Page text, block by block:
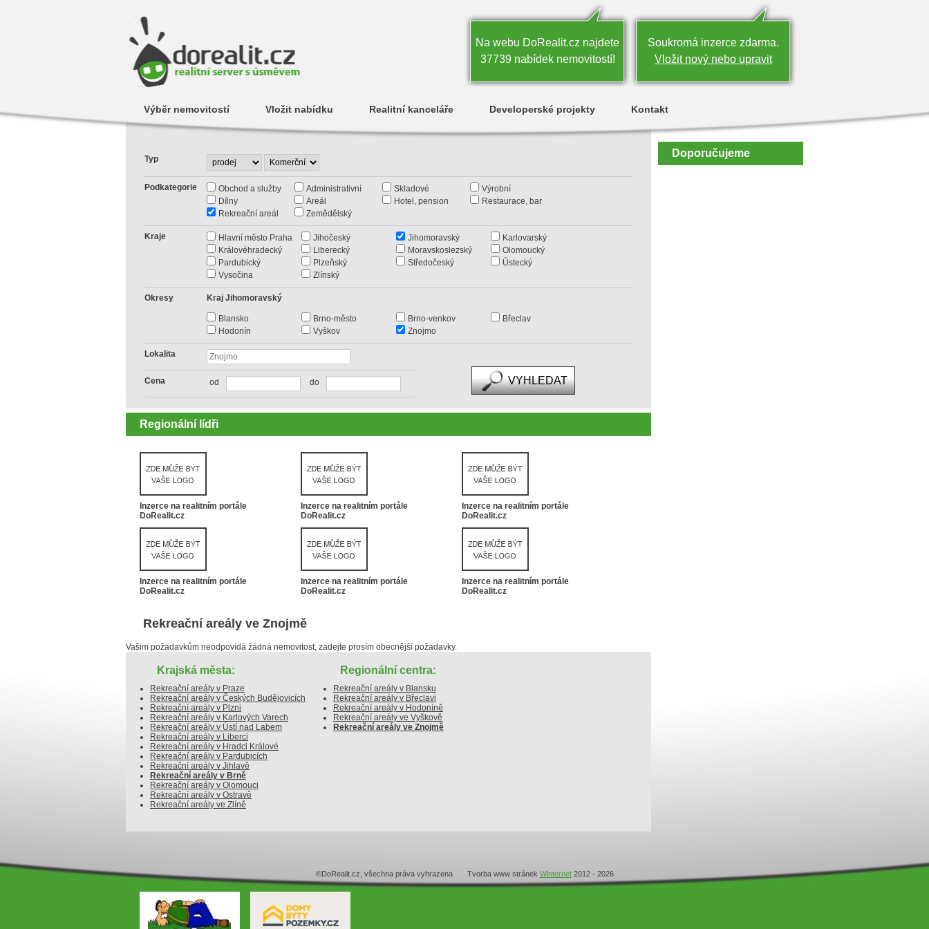
Na webu DoRealit.cz najdete
37739 nabídek nemovitostí!
Soukromá inzerce zdarma.
Vložit nový nebo upravit
Výběr nemovitostí Vložit nabídku Realitní kanceláře Developerské projekty Kontakt
Typ
Podkategorie Obchod a služby Administrativní Skladové
Výrobní
Dílny
Areál Hotel, pension
Restaurace, bar
Rekreační areál
Zemědělský
Kraje Hlavní město Praha Jihočeský Jihomoravský
Karlovarský
Královéhradecký
Liberecký Moravskoslezský
Olomoucký
Pardubický
Plzeňský Středočeský
Ústecký
Vysočina
Zlínský
Okresy Kraj Jihomoravský
Blansko Brno-město Brno-venkov
Břeclav
Hodonín
Vyškov Znojmo
Lokalita
Cena od do
Regionální lídři
Inzerce na realitním portále
DoRealit.cz
Inzerce na realitním portále
DoRealit.cz
Inzerce na realitním portále
DoRealit.cz
Inzerce na realitním portále
DoRealit.cz
Inzerce na realitním portále
DoRealit.cz
Inzerce na realitním portále
DoRealit.cz
Rekreační areály ve Znojmě
Vašim požadavkům neodpovídá žádná nemovitost, zadejte prosím obecnější požadavky.
Krajská města:
Rekreační areály v Praze
Rekreační areály v Českých Budějovicích
Rekreační areály v Plzni
Rekreační areály v Karlových Varech
Rekreační areály v Ústí nad Labem
Rekreační areály v Liberci
Rekreační areály v Hradci Králové
Rekreační areály v Pardubicích
Rekreační areály v Jihlavě
Rekreační areály v Brně
Rekreační areály v Olomouci
Rekreační areály v Ostravě
Rekreační areály ve Zlíně
Regionální centra:
Rekreační areály v Blansku
Rekreační areály v Břeclavi
Rekreační areály v Hodoníně
Rekreační areály ve Vyškově
Rekreační areály ve Znojmě
Doporučujeme
©DoRealit.cz, všechna práva vyhrazena Tvorba www stránek Winternet2012 - 2026